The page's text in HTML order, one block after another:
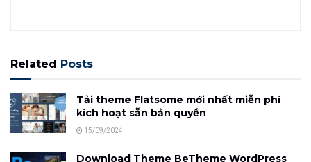
Related Posts
Tải theme Flatsome mới nhất miễn phí
kích hoạt sẵn bản quyền
15/09/2024
Download Theme BeTheme WordPress